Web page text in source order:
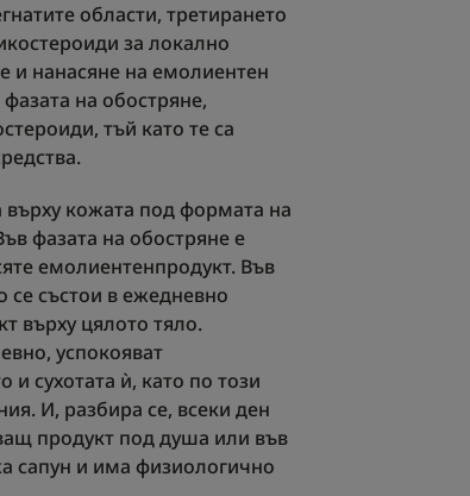
области, третирането
за локално
и нанасяне на емолиентен
на обостряне,
тъй като те са
кожата под формата на
фазата на обостряне е
емолиентенпродукт. Във
се състои в ежедневно
върху цялото тяло.
успокояват
сухотата ѝ, като по този
И, разбира се, всеки ден
продукт под душа или във
сапун и има физиологично